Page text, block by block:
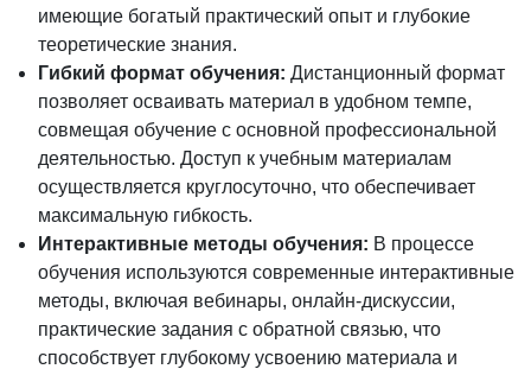
имеющие богатый практический опыт и глубокие
теоретические знания.
Гибкий формат обучения: Дистанционный формат
позволяет осваивать материал в удобном темпе,
совмещая обучение с основной профессиональной
деятельностью. Доступ к учебным материалам
осуществляется круглосуточно, что обеспечивает
максимальную гибкость.
Интерактивные методы обучения: В процессе
обучения используются современные интерактивные
методы, включая вебинары, онлайн-дискуссии,
практические задания с обратной связью, что
способствует глубокому усвоению материала и